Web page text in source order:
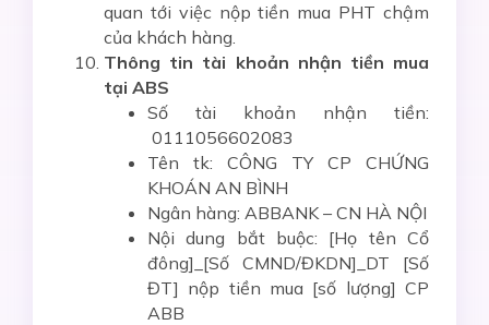
quan tới việc nộp tiền mua PHT chậm
của khách hàng.
Thông tin tài khoản nhận tiền mua
tại ABS
Số tài khoản nhận tiền:
0111056602083
Tên tk: CÔNG TY CP CHỨNG
KHOÁN AN BÌNH
Ngân hàng: ABBANK – CN HÀ NỘI
Nội dung bắt buộc: [Họ tên Cổ
đông]_[Số CMND/ĐKDN]_DT [Số
ĐT] nộp tiền mua [số lượng] CP
ABB